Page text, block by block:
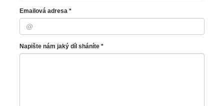
Emailová adresa *
Napište nám jaký díl sháníte *